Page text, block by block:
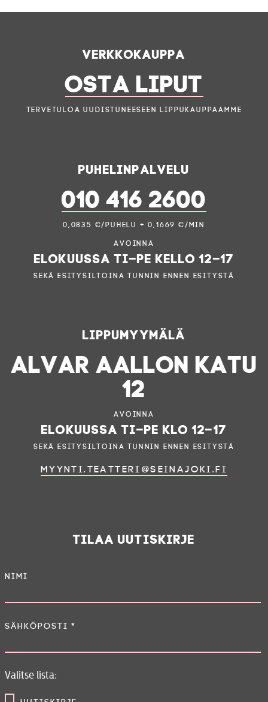
Verkkokauppa
OSTA LIPUT
Tervetuloa uudistuneeseen lippukauppaamme
Puhelinpalvelu
010 416 2600
0,0835 €/puhelu + 0,1669 €/min
Avoinna
elokuussa ti–pe kello 12–17
sekä esitysiltoina tunnin ennen esitystä
Lippumyymälä
ALVAR AALLON KATU
12
Avoinna
elokuussa ti–pe klo 12–17
sekä esitysiltoina tunnin ennen esitystä
myynti.teatteri@seinajoki.fi
Tilaa uutiskirje
Nimi
Sähköposti *
Valitse lista: